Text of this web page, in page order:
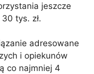
jeszcze
tys. zł.
adresowane
i opiekunów
co najmniej 4